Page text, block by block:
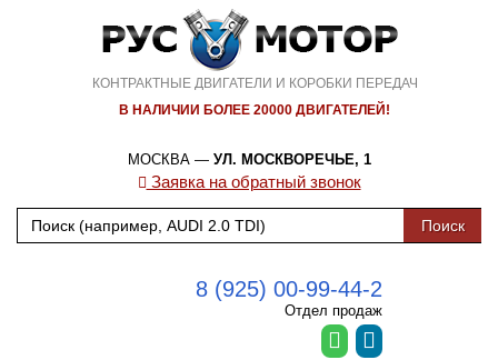
КОНТРАКТНЫЕ ДВИГАТЕЛИ И КОРОБКИ ПЕРЕДАЧ
В НАЛИЧИИ БОЛЕЕ 20000 ДВИГАТЕЛЕЙ!
МОСКВА — УЛ. МОСКВОРЕЧЬЕ, 1
Заявка на обратный звонок
8 (925) 00-99-44-2
Отдел продаж